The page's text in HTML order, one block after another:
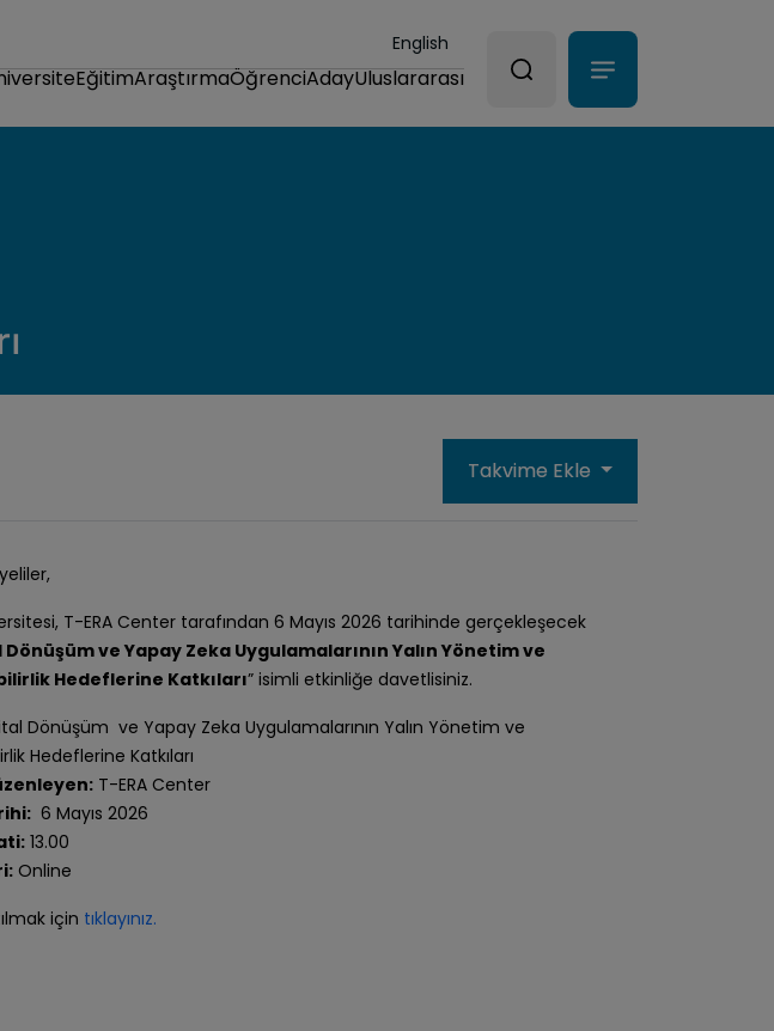
English
EğitimAraştırmaÖğrenciAdayUluslararası
Takvime Ekle
T-ERA Center tarafından 6 Mayıs 2026 tarihinde gerçekleşecek
ve Yapay Zeka Uygulamalarının Yalın Yönetim ve
Hedeflerine Katkıları” isimli etkinliğe davetlisiniz.
Dönüşüm ve Yapay Zeka Uygulamalarının Yalın Yönetim ve
Hedeflerine Katkıları
T-ERA Center
6 Mayıs 2026
13.00
Online
için tıklayınız.